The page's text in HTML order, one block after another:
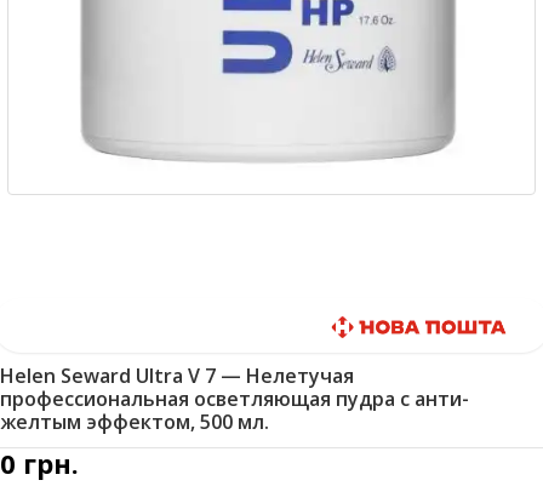
Helen Seward Ultra V 7 — Нелетучая
профессиональная осветляющая пудра с анти-
желтым эффектом, 500 мл.
0 грн.